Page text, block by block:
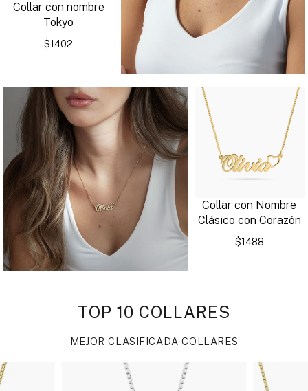
Collar con nombre
Tokyo
$1402
Collar con Nombre
Clásico con Corazón
$1488
TOP 10 COLLARES
MEJOR CLASIFICADA COLLARES